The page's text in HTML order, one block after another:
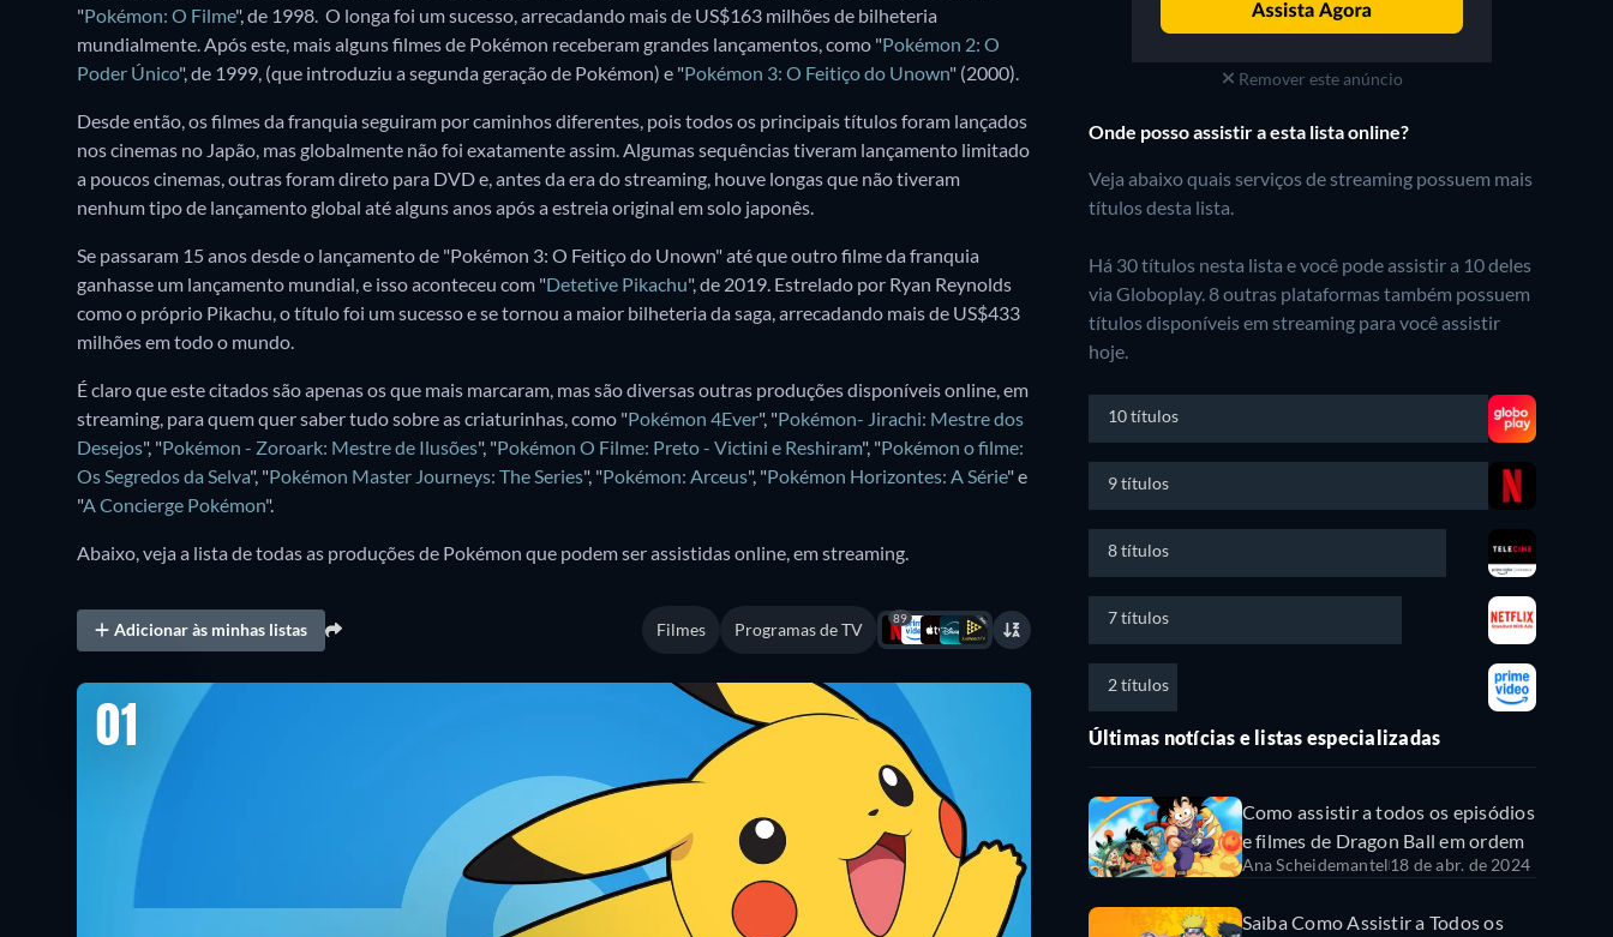
"Pokémon: O Filme", de 1998. O longa foi um sucesso, arrecadando mais de US$163 milhões de bilheteria
mundialmente. Após este, mais alguns filmes de Pokémon receberam grandes lançamentos, como "Pokémon 2: O
Poder Único", de 1999, (que introduziu a segunda geração de Pokémon) e "Pokémon 3: O Feitiço do Unown" (2000).
Desde então, os filmes da franquia seguiram por caminhos diferentes, pois todos os principais títulos foram lançados
nos cinemas no Japão, mas globalmente não foi exatamente assim. Algumas sequências tiveram lançamento limitado
a poucos cinemas, outras foram direto para DVD e, antes da era do streaming, houve longas que não tiveram
nenhum tipo de lançamento global até alguns anos após a estreia original em solo japonês.
Se passaram 15 anos desde o lançamento de "Pokémon 3: O Feitiço do Unown" até que outro filme da franquia
ganhasse um lançamento mundial, e isso aconteceu com "Detetive Pikachu", de 2019. Estrelado por Ryan Reynolds
como o próprio Pikachu, o título foi um sucesso e se tornou a maior bilheteria da saga, arrecadando mais de US$433
milhões em todo o mundo.
É claro que este citados são apenas os que mais marcaram, mas são diversas outras produções disponíveis online, em
streaming, para quem quer saber tudo sobre as criaturinhas, como "Pokémon 4Ever", "Pokémon- Jirachi: Mestre dos
Desejos", "Pokémon - Zoroark: Mestre de Ilusões", "Pokémon O Filme: Preto - Victini e Reshiram", "Pokémon o filme:
Os Segredos da Selva", "Pokémon Master Journeys: The Series", "Pokémon: Arceus", "Pokémon Horizontes: A Série" e
"A Concierge Pokémon".
Abaixo, veja a lista de todas as produções de Pokémon que podem ser assistidas online, em streaming.
Adicionar às minhas listas Filmes Programas de TV
89
01
Remover este anúncio
Onde posso assistir a esta lista online?
Veja abaixo quais serviços de streaming possuem mais
títulos desta lista.
Há 30 títulos nesta lista e você pode assistir a 10 deles
via Globoplay.8 outras plataformas também possuem
títulos disponíveis em streaming para você assistir
hoje.
10 títulos
9 títulos
8 títulos
7 títulos
2 títulos
Últimas notícias e listas especializadas
Como assistir a todos os episódios
e filmes de Dragon Ball em ordem
Ana Scheidemantel18 de abr. de 2024
Saiba Como Assistir a Todos os